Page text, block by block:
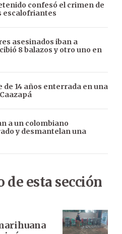
confesó el crimen de
escalofriantes
asesinados iban a
8 balazos y otro uno en
de 14 años enterrada en una
a un colombiano
y desmantelan una
esta sección